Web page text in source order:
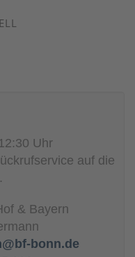
Uhr
auf die
& Bayern
bonn.de